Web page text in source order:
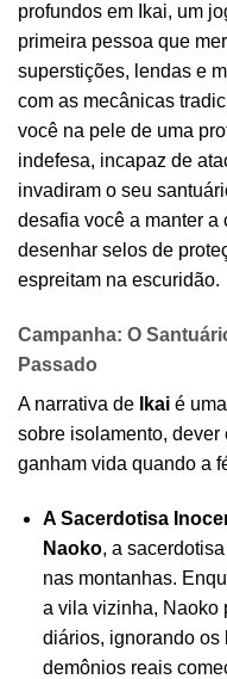
profundos em Ikai, um
primeira pessoa que
superstições, lendas e
com as mecânicas
você na pele de uma
indefesa, incapaz de
invadiram o seu
desafia você a manter
desenhar selos de
espreitam na escuridão.
Campanha: O
Passado
A narrativa de
Ikai é
sobre isolamento,
ganham vida quando a
A Sacerdotisa
Naoko, a
nas montanhas.
a vila vizinha, Naoko
diários, ignorando os
demônios reais